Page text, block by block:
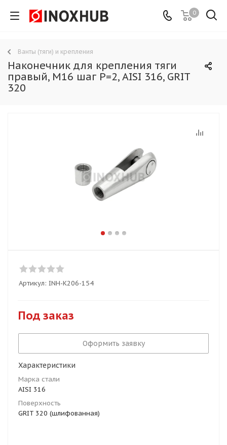
0
Ванты (тяги) и крепления
Наконечник для крепления тяги
правый, М16 шаг Р=2, AISI 316, GRIT
320
Артикул: INH-K206-154
Под заказ
Оформить заявку
Характеристики
Марка стали
AISI 316
Поверхность
GRIT 320 (шлифованная)